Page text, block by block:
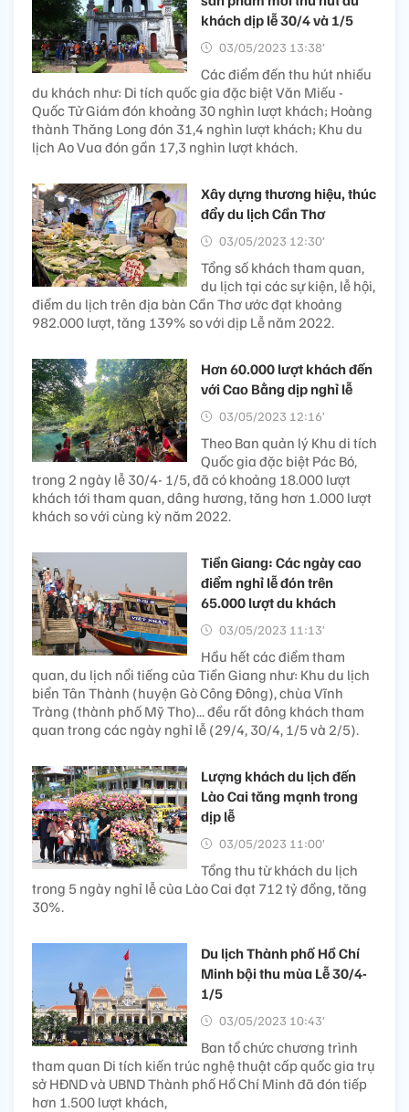
khách dịp lễ 30/4 và 1/5
03/05/2023 13:38’
Các điểm đến thu hút nhiều
du khách như: Di tích quốc gia đặc biệt Văn Miếu -
Quốc Tử Giám đón khoảng 30 nghìn lượt khách; Hoàng
thành Thăng Long đón 31,4 nghìn lượt khách; Khu du
lịch Ao Vua đón gần 17,3 nghìn lượt khách.
Xây dựng thương hiệu, thúc
đẩy du lịch Cần Thơ
03/05/2023 12:30’
Tổng số khách tham quan,
du lịch tại các sự kiện, lễ hội,
điểm du lịch trên địa bàn Cần Thơ ước đạt khoảng
982.000 lượt, tăng 139% so với dịp Lễ năm 2022.
Hơn 60.000 lượt khách đến
với Cao Bằng dịp nghỉ lễ
03/05/2023 12:16’
Theo Ban quản lý Khu di tích
Quốc gia đặc biệt Pác Bó,
trong 2 ngày lễ 30/4- 1/5, đã có khoảng 18.000 lượt
khách tới tham quan, dâng hương, tăng hơn 1.000 lượt
khách so với cùng kỳ năm 2022.
Tiền Giang: Các ngày cao
điểm nghỉ lễ đón trên
65.000 lượt du khách
03/05/2023 11:13’
Hầu hết các điểm tham
quan, du lịch nổi tiếng của Tiền Giang như: Khu du lịch
biển Tân Thành (huyện Gò Công Đông), chùa Vĩnh
Tràng (thành phố Mỹ Tho)... đều rất đông khách tham
quan trong các ngày nghỉ lễ (29/4, 30/4, 1/5 và 2/5).
Lượng khách du lịch đến
Lào Cai tăng mạnh trong
dịp lễ
03/05/2023 11:00’
Tổng thu từ khách du lịch
trong 5 ngày nghỉ lễ của Lào Cai đạt 712 tỷ đồng, tăng
30%.
Du lịch Thành phố Hồ Chí
Minh bội thu mùa Lễ 30/4-
1/5
03/05/2023 10:43’
Ban tổ chức chương trình
tham quan Di tích kiến trúc nghệ thuật cấp quốc gia trụ
sở HĐND và UBND Thành phố Hồ Chí Minh đã đón tiếp
hơn 1.500 lượt khách,